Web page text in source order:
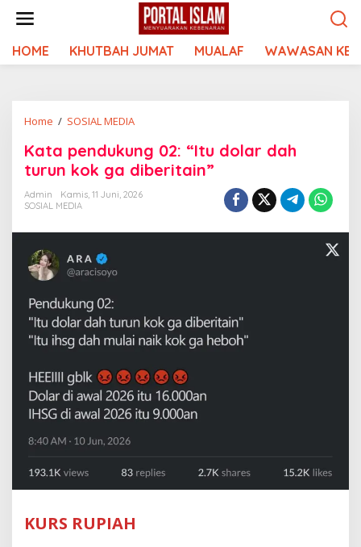
HOME KHUTBAH JUMAT MUALAF WAWASAN
Home / SOSIAL MEDIAKata
02:
"Itu
dah
kok
Kata pendukung 02: “Itu dolar dah
turun kok ga diberitain”
Admin
Kamis, 11 Juni, 2026
SOSIAL MEDIA
KURS RUPIAH